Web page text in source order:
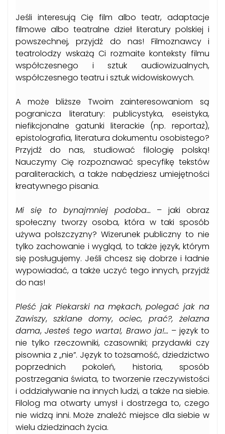
Jeśli interesują Cię film albo teatr, adaptacje
filmowe albo teatralne dzieł literatury polskiej i
powszechnej, przyjdź do nas! Filmoznawcy i
teatrolodzy wskażą Ci rozmaite konteksty filmu
współczesnego i sztuk audiowizualnych,
współczesnego teatru i sztuk widowiskowych.
A może bliższe Twoim zainteresowaniom są
pogranicza literatury: publicystyka, eseistyka,
niefikcjonalne gatunki literackie (np. reportaż),
epistolografia, literatura dokumentu osobistego?
Przyjdź do nas, studiować filologię polską!
Nauczymy Cię rozpoznawać specyfikę tekstów
paraliterackich, a także nabędziesz umiejętności
kreatywnego pisania.
Mi się to bynajmniej podoba… – jaki obraz
społeczny tworzy osoba, która w taki sposób
używa polszczyzny? Wizerunek publiczny to nie
tylko zachowanie i wygląd, to także język, którym
się posługujemy. Jeśli chcesz się dobrze i ładnie
wypowiadać, a także uczyć tego innych, przyjdź
do nas!
Pleść jak Piekarski na mękach,polegać jak na
Zawiszy, szklane domy, ociec, prać?, żelazna
dama,Jesteś tego warta!, Brawo ja!… – język to
nie tylko rzeczowniki, czasowniki; przydawki czy
pisownia z „nie”. Język to tożsamość, dziedzictwo
poprzednich pokoleń, historia, sposób
postrzegania świata, to tworzenie rzeczywistości
i oddziaływanie na innych ludzi, a także na siebie.
Filolog ma otwarty umysł i dostrzega to, czego
nie widzą inni. Może znaleźć miejsce dla siebie w
wielu dziedzinach życia.